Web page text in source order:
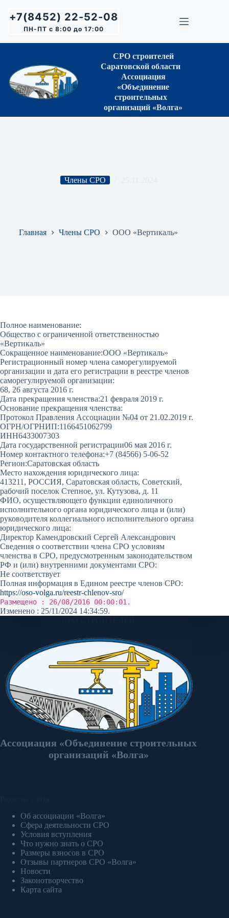
сути+7(8452) 22-52-08
ПН-ПТ с 8:00 до 17:00
СРО строителей
Саратовской области
Ассоциация
«Объединение
строительных
организаций «Волга»
Члены СРО
Главная Члены СРО ООО «Вертикаль»
Полное наименование:
Общество с ограниченной ответственностью
«Вертикаль»
Сокращенное наименование:ООО «Вертикаль»
Регистрационный номер члена саморегулируемой
организации и дата его регистрации в реестре членов
саморегулируемой организации:
68, 26 августа 2016 г.
Дата прекращения членства:21 февраля 2019 г.
Основание прекращения членства:
Протокол Правления Ассоциации №04 от 21.02.2019 г.
ОГРН/ОГРНИП:1166451062799
ИНН6433007303
Дата государственной регистрации06 мая 2016 г.
Номер контактного телефона:+7 (84566) 5-06-52
Регион:Саратовская область
Место нахождения юридического лица:
413211, РОССИЯ, Саратовская область, Советский,
рабочий поселок Степное, ул. Кутузова, д. 11
ФИО, осуществляющего функции единоличного
исполнительного органа юридического лица и (или)
руководителя коллегиального исполнительного органа
юридического лица:
Директор Камендровский Сергей Александрович
Сведения о соответствии члена СРО условиям
членства в СРО, предусмотренным законодательством
РФ и (или) внутренними документами СРО:
Не соответствует
Полная информация в Едином реестре членов СРО:
https://oso-volga.ru/reestr-chlenov-sro/
Размещено : 26/08/2016 00:00:01.
Изменено : 25/11/2024 14:34:59.
Ассоциация «Объединение строительных
организаций «Волга»
Об ассоциации «Волга»
Сфера деятельности СРО
Условия вступления
Что нужно знать о СРО
Размеры взносов в СРО
Отзывы партнеров СРО «Волга»
Новости
Законотворчество
Карта сайта